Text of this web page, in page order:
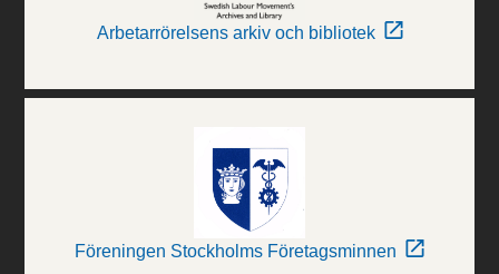
Arbetarrörelsens arkiv och bibliotek
Föreningen Stockholms Företagsminnen